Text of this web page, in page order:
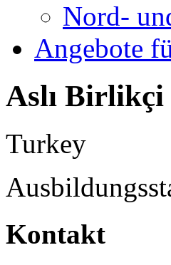
Nord-
Angebote
Aslı Birlikçi
Turkey
Kontakt